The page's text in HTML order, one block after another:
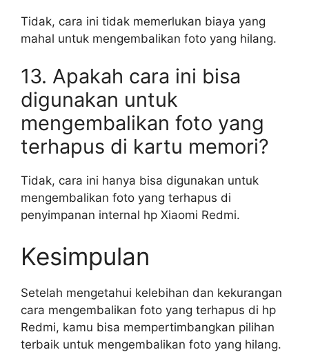
Tidak, cara ini tidak memerlukan biaya yang
mahal untuk mengembalikan foto yang hilang.
13. Apakah cara ini bisa
digunakan untuk
mengembalikan foto yang
terhapus di kartu memori?
Tidak, cara ini hanya bisa digunakan untuk
mengembalikan foto yang terhapus di
penyimpanan internal hp Xiaomi Redmi.
Kesimpulan
Setelah mengetahui kelebihan dan kekurangan
cara mengembalikan foto yang terhapus di hp
Redmi, kamu bisa mempertimbangkan pilihan
terbaik untuk mengembalikan foto yang hilang.